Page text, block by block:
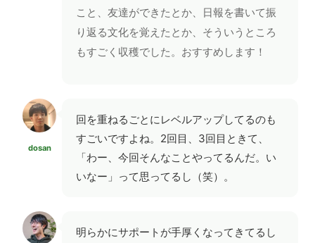
こと、友達ができたとか、日報を書いて振
り返る文化を覚えたとか、そういうところ
もすごく収穫でした。おすすめします！
dosan
回を重ねるごとにレベルアップしてるのも
すごいですよね。2回目、3回目ときて、
「わー、今回そんなことやってるんだ。い
いなー」って思ってるし（笑）。
明らかにサポートが手厚くなってきてるし